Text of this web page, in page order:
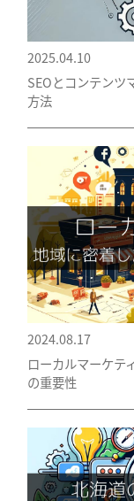
2025.04.10
SEOとコンテンツ
方法
2024.08.17
ローカルマーケテ
の重要性